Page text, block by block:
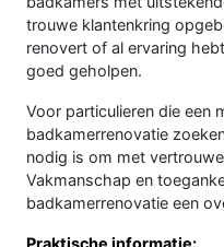
trouwe klantenkring
renovert of al ervaring
goed geholpen.
Voor particulieren die een
badkamerrenovatie
nodig is om met
Vakmanschap en
badkamerrenovatie een
Praktische informatie: